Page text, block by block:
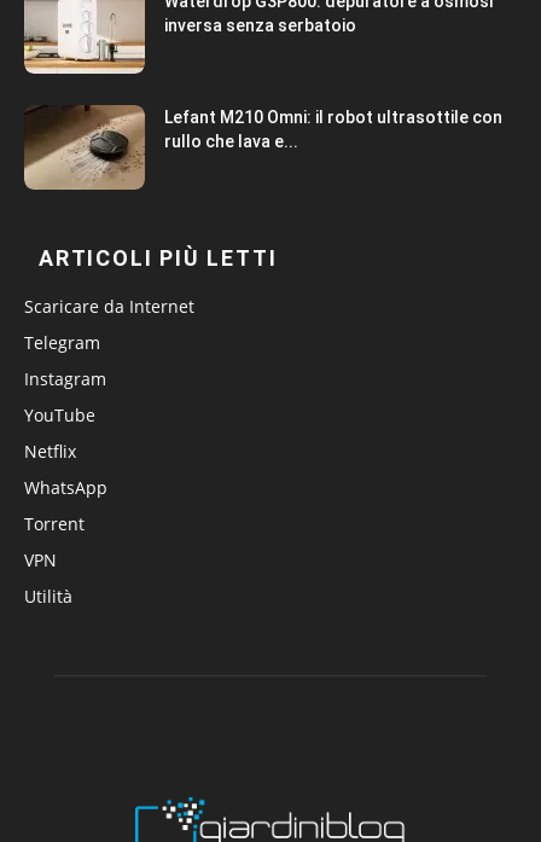
inversa senza serbatoio
Lefant M210 Omni: il robot ultrasottile con
rullo che lava e...
ARTICOLI PIÙ LETTI
Scaricare da Internet
Telegram
Instagram
YouTube
Netflix
WhatsApp
Torrent
VPN
Utilità